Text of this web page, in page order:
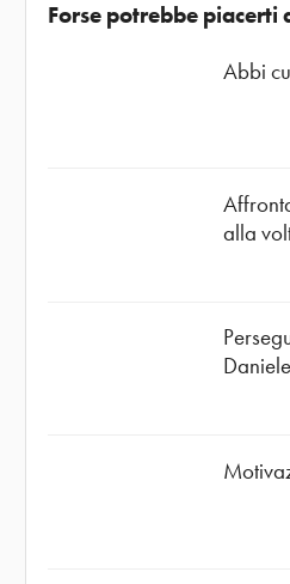
Forse potrebbe piacerti
Abbi
alla
Daniele